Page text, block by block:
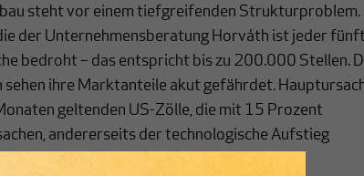
steht vor einem tiefgreifenden Strukturproblem.
der Unternehmensberatung Horváth ist jeder
bedroht – das entspricht bis zu 200.000 Stellen.
ihre Marktanteile akut gefährdet.
geltenden US-Zölle, die mit 15 Prozent
andererseits der technologische Aufstieg